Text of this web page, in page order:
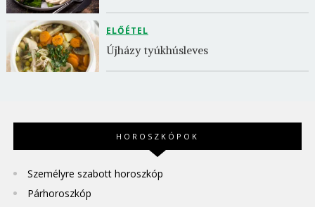
ELŐÉTEL
Újházy tyúkhúsleves
HOROSZKÓPOK
Személyre szabott horoszkóp
Párhoroszkóp